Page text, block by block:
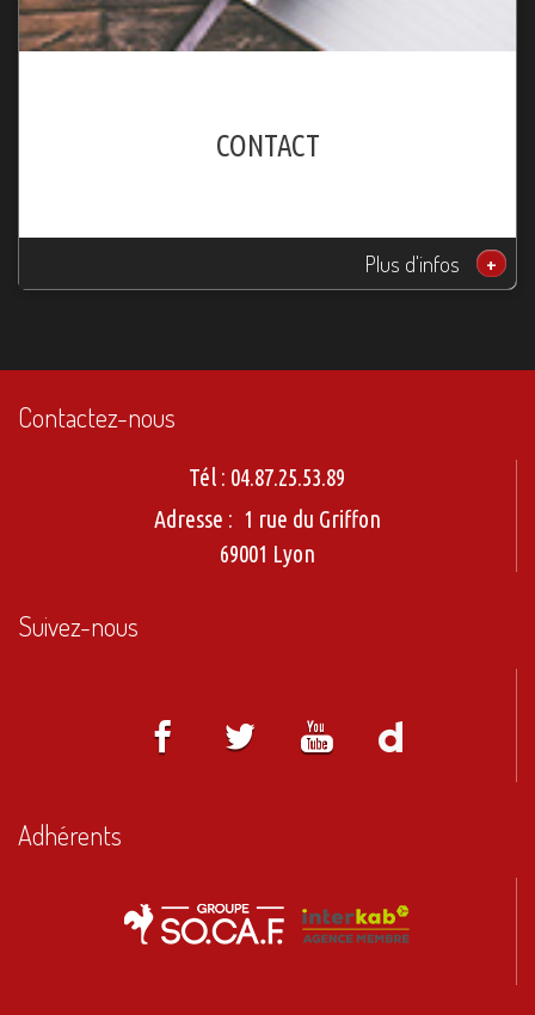
CONTACT
Plus d'infos +
Contactez-nous
Tél : 04.87.25.53.89
Adresse : 1 rue du Griffon
69001 Lyon
Suivez-nous
Adhérents